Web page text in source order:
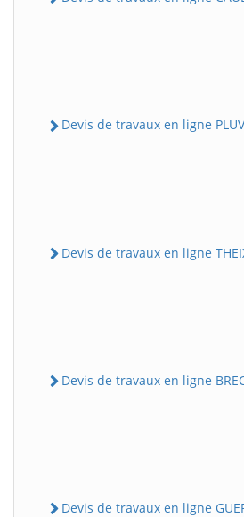
Devis de travaux en ligne
Devis de travaux en ligne
Devis de travaux en ligne
Devis de travaux en ligne